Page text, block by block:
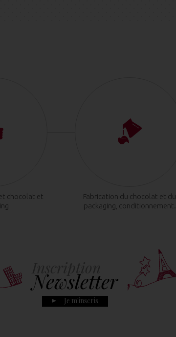
chocolat et
Fabrication du chocolat et du
packaging, conditionnement.
Newsletter
Je m'inscris